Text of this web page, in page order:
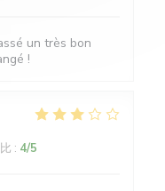
un très bon
!
: 4/5